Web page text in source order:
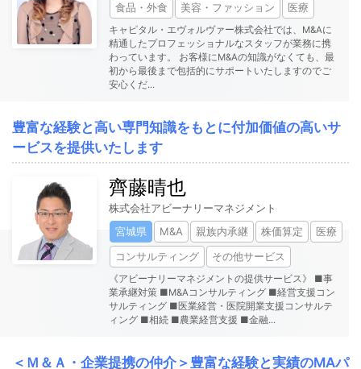
食品・外食
美容・ファッション 医療
キャピタル・エヴォルヴァー株式会社では、M&Aに
精通したプロフェッショナルなスタッフが業務に携
わっています。 お客様にM&Aの知識がなくても、最
初から最後まで包括的にサポートいたしますのでご
安心くだ...
豊富な経験と高い専門知識をもとに付加価値の高いサ
ービスを提供いたします
齊藤晴也
株式会社アビーナリーマネジメント
宮城県
M&A 親族内承継 株価算定
医療
コンサルティング
その他サービス
《アビーナリーマネジメントの提供サービス》 ■事
業承継対策 ■M&Aコンサルティング ■経営支援コン
サルティング ■医業経営・医院開業支援コンサルテ
ィング ■相続 ■農業経営支援 ■金融...
＜Ｍ＆Ａ・企業提携の仲介＞豊富な経験と実績のMAパ